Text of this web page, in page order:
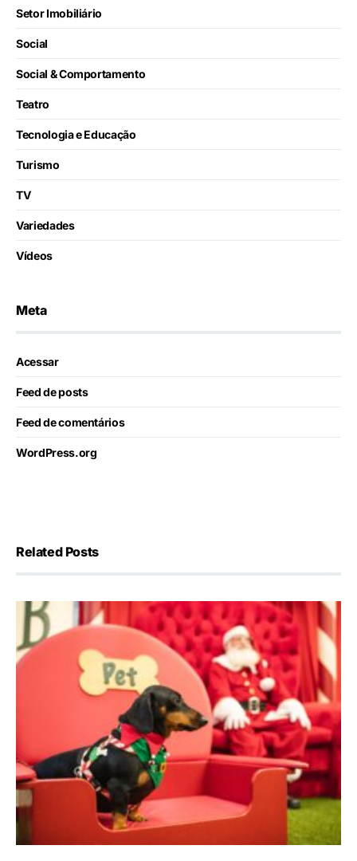
Setor Imobiliário
Social
Social & Comportamento
Teatro
Tecnologia e Educação
Turismo
TV
Variedades
Vídeos
Meta
Acessar
Feed de posts
Feed de comentários
WordPress.org
Related Posts